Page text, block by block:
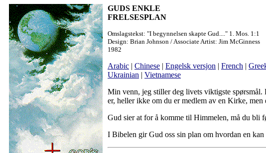
GUDS ENKLE
FRELSESPLAN
Omslagstekst: "I begynnelsen skapte Gud...." 1. Mos. 1:1
Design: Brian Johnson / Associate Artist: Jim McGinness
1982
Arabic | Chinese | Engelsk versjon | French |
Ukrainian | Vietnamese
Min venn, jeg stiller deg livets viktigste spørsmål.
er, heller ikke om du er medlem av en Kirke,
Gud sier at for å komme til Himmelen, må du bli
I Bibelen gir Gud oss sin plan om hvordan en